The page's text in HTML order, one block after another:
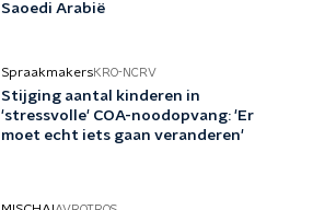
Saoedi Arabië
SpraakmakersKRO-NCRV
Stijging aantal kinderen in
'stressvolle' COA-noodopvang: 'Er
moet echt iets gaan veranderen'